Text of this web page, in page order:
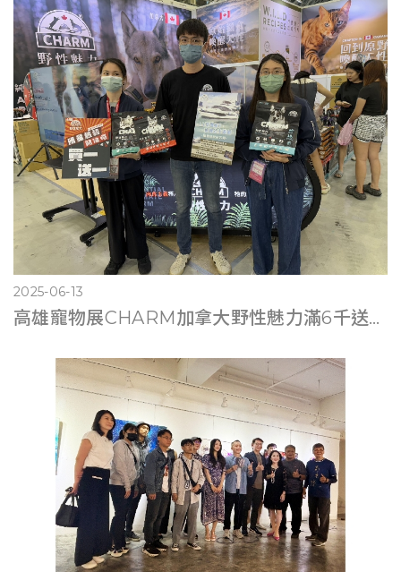
2025-06-13
高雄寵物展CHARM加拿大野性魅力滿6千送遊艇體驗